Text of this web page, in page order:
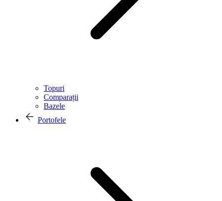
Topuri
Comparații
Bazele
Portofele